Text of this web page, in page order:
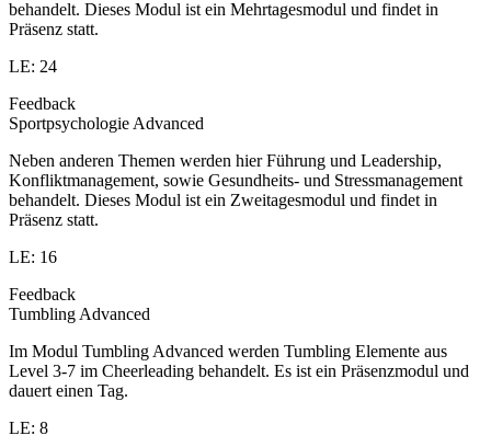
behandelt. Dieses Modul ist ein Mehrtagesmodul und findet in
Präsenz statt.
LE: 24
Feedback
Sportpsychologie Advanced
Neben anderen Themen werden hier Führung und Leadership,
Konfliktmanagement, sowie Gesundheits- und Stressmanagement
behandelt. Dieses Modul ist ein Zweitagesmodul und findet in
Präsenz statt.
LE: 16
Feedback
Tumbling Advanced
Im Modul Tumbling Advanced werden Tumbling Elemente aus
Level 3-7 im Cheerleading behandelt. Es ist ein Präsenzmodul und
dauert einen Tag.
LE: 8